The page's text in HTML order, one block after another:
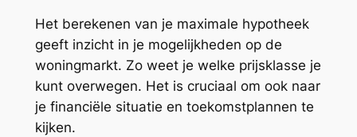
Het berekenen van je maximale hypotheek
geeft inzicht in je mogelijkheden op de
woningmarkt. Zo weet je welke prijsklasse je
kunt overwegen. Het is cruciaal om ook naar
je financiële situatie en toekomstplannen te
kijken.